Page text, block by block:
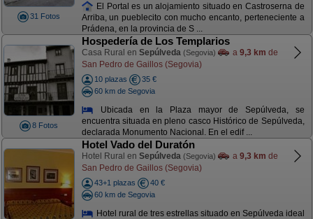
31 Fotos
El Portal es un alojamiento situado en Castroserna de
Arriba, un pueblecito con mucho encanto, perteneciente a
Prádena, en la provincia de S ...
8 Fotos
Hospedería de Los Templarios
Casa Rural en Sepúlveda (Segovia) a 9,3 km de
San Pedro de Gaillos (Segovia)
10 plazas
35 €
60 km de Segovia
Ubicada en la Plaza mayor de Sepúlveda, se
encuentra situada en pleno casco Histórico de Sepúlveda,
declarada Monumento Nacional. En el edif ...
Hotel Vado del Duratón
Hotel Rural en Sepúlveda (Segovia) a 9,3 km de
San Pedro de Gaillos (Segovia)
43+1 plazas
40 €
60 km de Segovia
Hotel rural de tres estrellas situado en Sepúlveda ideal